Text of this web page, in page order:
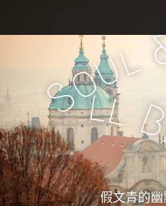
e
n
u
i
c
n
t
e
n
t
Soul
ll
假文青的